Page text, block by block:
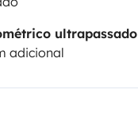
ultrapassado
adicional